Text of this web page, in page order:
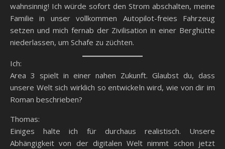
wahnsinnig! Ich würde sofort den Strom abschalten, meine
Familie in unser vollkommen Autopilot-freies Fahrzeug
setzen und mich fernab der Zivilisation in einer Berghütte
niederlassen, um Schafe zu züchten.
Ich:
Area 3 spielt in einer nahen Zukunft. Glaubst du, dass
unsere Welt sich wirklich so entwickeln wird, wie von dir im
Roman beschrieben?
Thomas:
Einiges halte ich für durchaus realistisch. Unsere
Abhängigkeit von der digitalen Welt nimmt schon jetzt